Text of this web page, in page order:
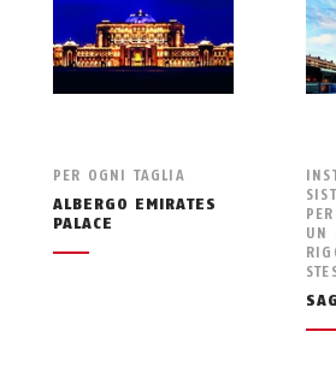
PER OGNI TAGLIA
ALBERGO EMIRATES
PALACE
UN